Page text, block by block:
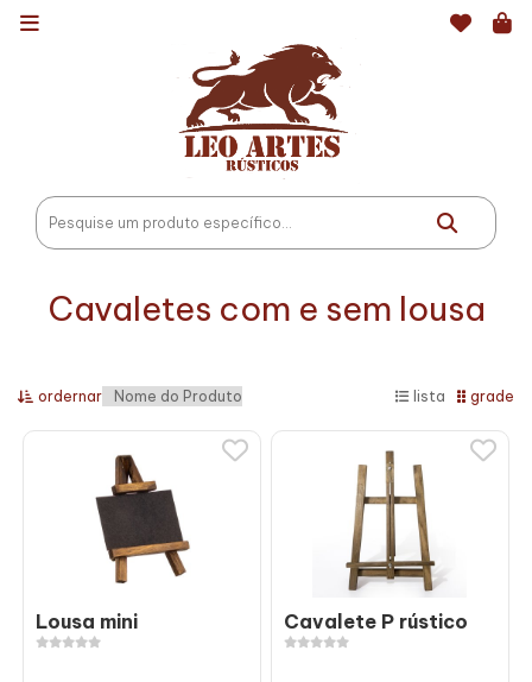
Cavaletes com e sem lousa
ordernar lista grade
Lousa mini Cavalete P rústico